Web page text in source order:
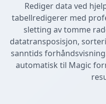
Rediger data ved
tabellredigerer med
sletting av tomme
datatransposisjon,
sanntids
automatisk til Magic